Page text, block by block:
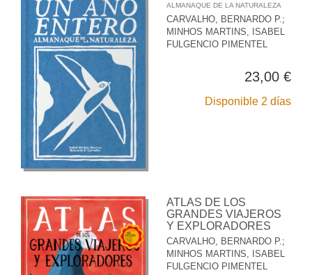
ALMANAQUE DE LA NATURALEZA
CARVALHO, BERNARDO P. ;
MINHOS MARTINS, ISABEL
FULGENCIO PIMENTEL
23,00 €
Disponible 2 días
ATLAS DE LOS
GRANDES VIAJEROS
Y EXPLORADORES
CARVALHO, BERNARDO P.;
MINHOS MARTINS, ISABEL
FULGENCIO PIMENTEL